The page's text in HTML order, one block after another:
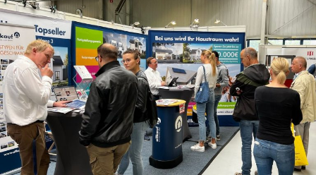
inte­grie­ren kannst, um Kör­per, Geist und See­le
zu harmonisieren.
Medi­ta­ti­on und Acht­sam­keit: Erhal­te umfas­
sen­de Anlei­tun­gen, Tech­ni­ken und Tipps zur
För­de­rung von inne­rer Ruhe und Klar­heit. Von
geführ­ten Medi­ta­tio­nen bis hin zu Acht­sam­keits­
übun­gen – fin­de her­aus, wie du stress­frei­er leben
und dei­nen Fokus schär­fen kannst.